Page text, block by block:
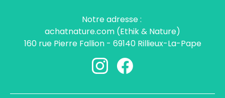
Notre adresse :
achatnature.com (Ethik & Nature)
160 rue Pierre Fallion - 69140 Rillieux-La-Pape